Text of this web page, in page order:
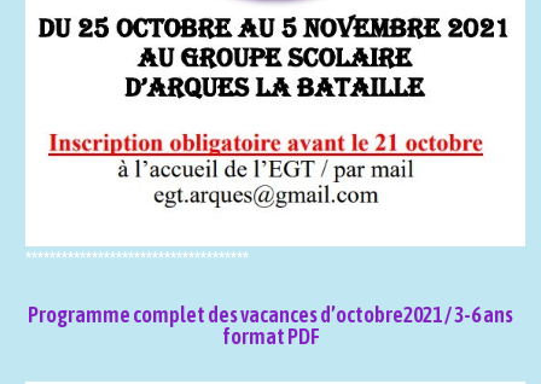
*************************************
Programme complet des vacances d’octobre2021 / 3-6 ans
format PDF